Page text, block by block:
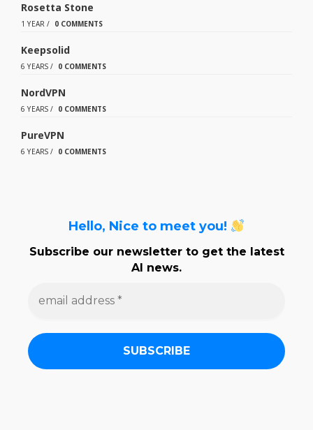
Rosetta Stone
1 YEAR / 0 COMMENTS
Keepsolid
6 YEARS / 0 COMMENTS
NordVPN
6 YEARS / 0 COMMENTS
PureVPN
6 YEARS / 0 COMMENTS
Hello, Nice to meet you!
Subscribe our newsletter to get the latest
AI news.
a
d